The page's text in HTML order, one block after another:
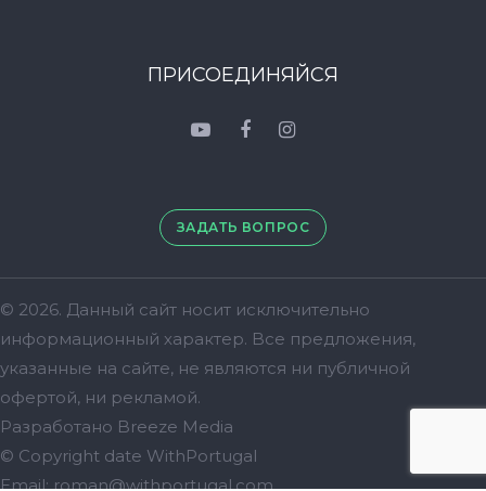
ПРИСОЕДИНЯЙСЯ
ЗАДАТЬ ВОПРОС
© 2026. Данный сайт носит исключительно
информационный характер. Bсе предложения,
указанные на сайте, не являются ни публичной
офертой, ни рекламой.
Разработано Breeze Media
© Copyright date WithPortugal
Email:roman@withportugal.com.